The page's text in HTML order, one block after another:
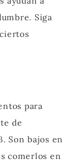
Siga
para
de
Son bajos en
comerlos en